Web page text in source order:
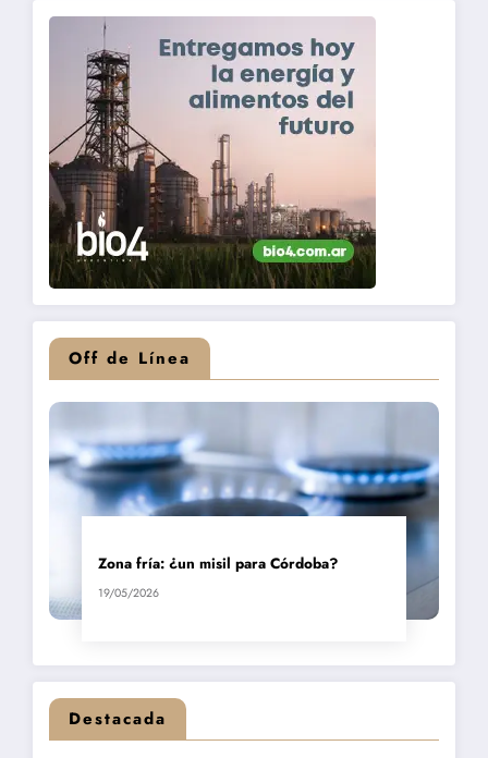
Off de Línea
Zona fría: ¿un misil para Córdoba?
19/05/2026
Destacada